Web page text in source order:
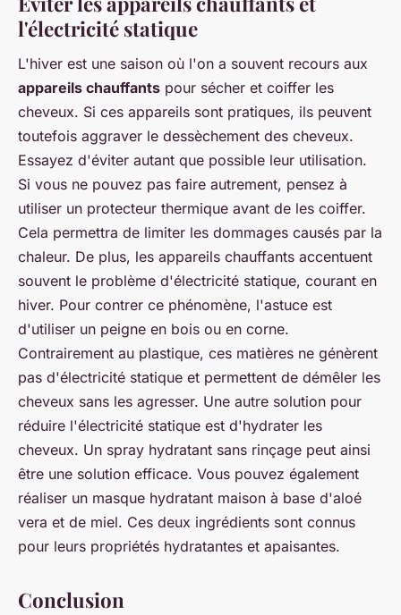
l'électricité statique
L'hiver est une saison où l'on a souvent recours aux
appareils chauffants pour sécher et coiffer les
cheveux. Si ces appareils sont pratiques, ils peuvent
toutefois aggraver le dessèchement des cheveux.
Essayez d'éviter autant que possible leur utilisation.
Si vous ne pouvez pas faire autrement, pensez à
utiliser un protecteur thermique avant de les coiffer.
Cela permettra de limiter les dommages causés par la
chaleur. De plus, les appareils chauffants accentuent
souvent le problème d'électricité statique, courant en
hiver. Pour contrer ce phénomène, l'astuce est
d'utiliser un peigne en bois ou en corne.
Contrairement au plastique, ces matières ne génèrent
pas d'électricité statique et permettent de démêler les
cheveux sans les agresser. Une autre solution pour
réduire l'électricité statique est d'hydrater les
cheveux. Un spray hydratant sans rinçage peut ainsi
être une solution efficace. Vous pouvez également
réaliser un masque hydratant maison à base d'aloé
vera et de miel. Ces deux ingrédients sont connus
pour leurs propriétés hydratantes et apaisantes.
Conclusion